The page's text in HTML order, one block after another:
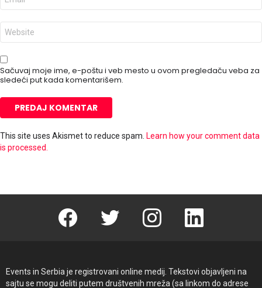
p
o
t
*
V
b
m
e
s
t
Sačuvaj moje ime, e-poštu i veb mesto u ovom pregledaču veba za
sledeći put kada komentarišem.
This site uses Akismet to reduce spam. Learn how your comment data
is processed.
Facebook Twitter instagram linkedin
Events in Serbia je registrovani online medij. Tekstovi objavljeni na
sajtu se mogu deliti putem društvenih mreža (sa linkom do adrese